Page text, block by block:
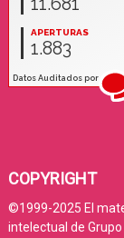
COPYRIGHT
©1999-2025 El
intelectual de